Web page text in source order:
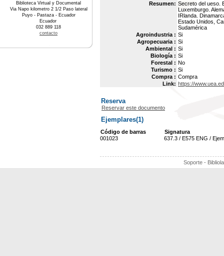
Resumen: Secreto del ueso.
Luxemburgo.
IRlanda.
Estado Unidos,
Sudamérica
Agroindustria : Si
Agropecuaria : Si
Ambiental : Si
Biología : Si
Forestal : No
Turismo : Si
Compra : Compra
Link: https://
Reserva
Reservar este documento
Ejemplares(1)
Código de barras
Signatura
001023
637.3 / E575 ENG /
Soporte -
Biblioteca Virtual y Documental
Via Napo kilometro 2 1/2 Paso lateral
Puyo - Pastaza - Ecuador
Ecuador
032 889 118
contacto